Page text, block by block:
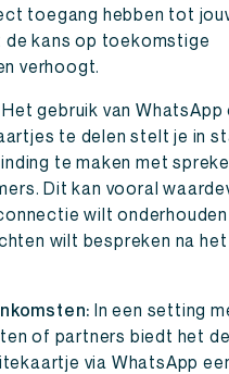
toegang hebben tot
kans op toekomstige
verhoogt.
Het gebruik van WhatsApp
te delen stelt je in
te maken met
Dit kan vooral
wilt
wilt bespreken na het
In een setting
of partners biedt het
via WhatsApp